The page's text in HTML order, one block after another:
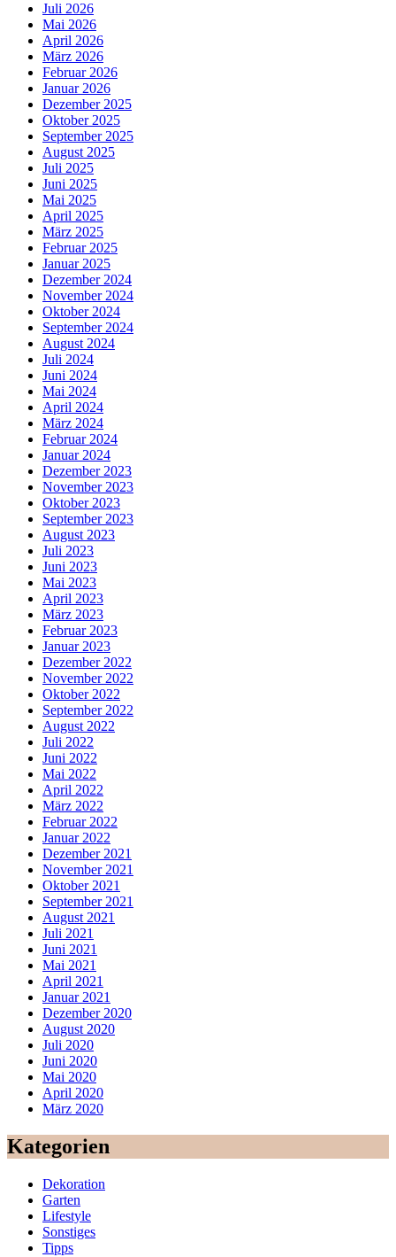
Juli 2026
Mai 2026
April 2026
März 2026
Februar 2026
Januar 2026
Dezember 2025
Oktober 2025
September 2025
August 2025
Juli 2025
Juni 2025
Mai 2025
April 2025
März 2025
Februar 2025
Januar 2025
Dezember 2024
November 2024
Oktober 2024
September 2024
August 2024
Juli 2024
Juni 2024
Mai 2024
April 2024
März 2024
Februar 2024
Januar 2024
Dezember 2023
November 2023
Oktober 2023
September 2023
August 2023
Juli 2023
Juni 2023
Mai 2023
April 2023
März 2023
Februar 2023
Januar 2023
Dezember 2022
November 2022
Oktober 2022
September 2022
August 2022
Juli 2022
Juni 2022
Mai 2022
April 2022
März 2022
Februar 2022
Januar 2022
Dezember 2021
November 2021
Oktober 2021
September 2021
August 2021
Juli 2021
Juni 2021
Mai 2021
April 2021
Januar 2021
Dezember 2020
August 2020
Juli 2020
Juni 2020
Mai 2020
April 2020
März 2020
Kategorien
Dekoration
Garten
Lifestyle
Sonstiges
Tipps